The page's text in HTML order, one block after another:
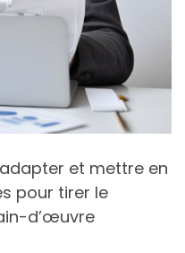
et mettre en
pour tirer le
d’œuvre